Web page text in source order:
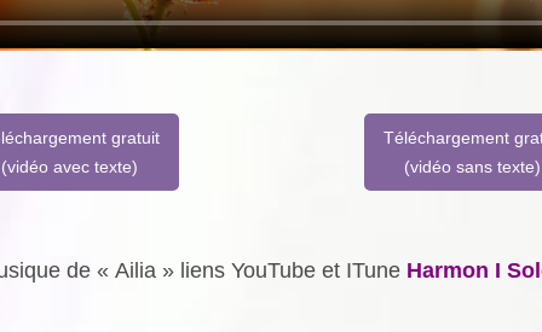
gratuit
(vidéo avec texte)
Téléchargement
(vidéo sans texte)
de « Ailia » liens YouTube et ITune Harmon I